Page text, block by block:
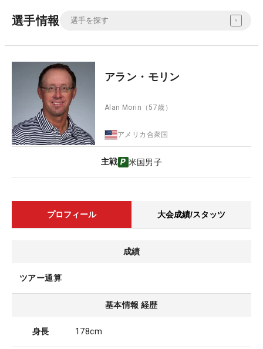
選手情報
アラン・モリン
Alan Morin （57歳）
アメリカ合衆国
主戦 米国男子
プロフィール 大会成績/スタッツ
成績
ツアー通算
基本情報 経歴
身長 178cm